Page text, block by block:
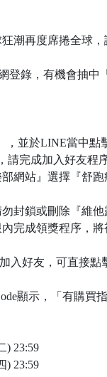
潮再度席捲全球，
登錄，有機會抽
並於LINE當中點
完成加入好友程序
網站』選擇『舒
封鎖或刪除『維
完成領獎程序，
入好友，可直接
顯示，「有購買
) 23:59
) 23:59